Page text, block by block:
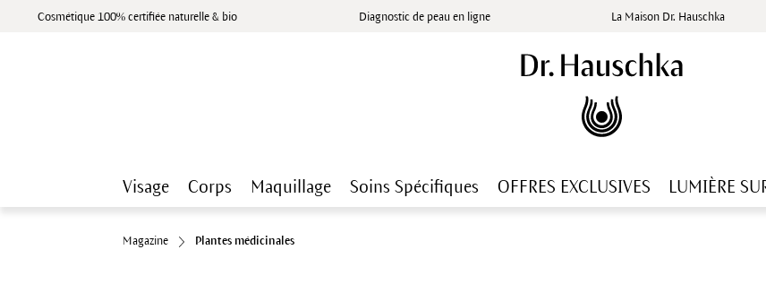
Cosmétique 100% certifiée naturelle & bio Diagnostic de peau en ligne La Maison Dr. Hauschka
Visage Corps Maquillage Soins Spécifiques OFFRES EXCLUSIVES LUMIÈRE
Magazine Plantes médicinales